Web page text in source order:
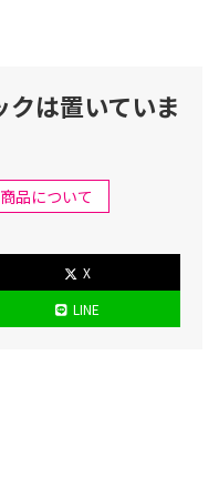
は置いていま
品について
X
LINE